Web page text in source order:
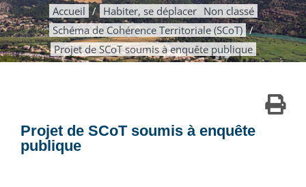
Accueil Habiter, se déplacer Non classé
Schéma de Cohérence Territoriale (SCoT)
Projet de SCoT soumis à enquête publique
Projet de SCoT soumis à enquête
publique